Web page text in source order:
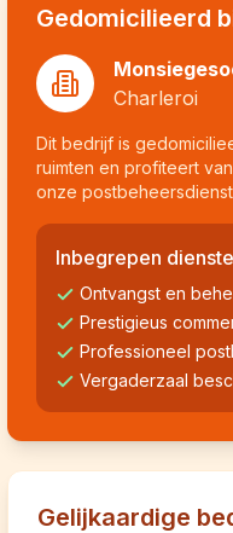
Gedomicilieerd
Charleroi
Dit bedrijf is
ruimten en profiteert
onze
Inbegrepen
Ontvangst en
Prestigieus
Professioneel
Vergaderzaal
Gelijkaardige